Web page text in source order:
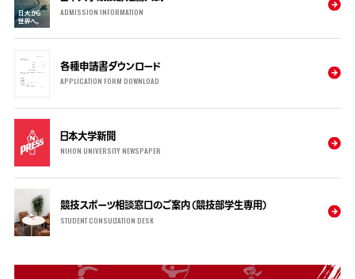
ADMISSION INFORMATION
各種申請書ダウンロード
APPLICATION FORM DOWNLOAD
日本大学新聞
NIHON UNIVERSITY NEWSPAPER
競技スポーツ相談窓口のご案内（競技部学生専用）
STUDENT CONSULTATION DESK